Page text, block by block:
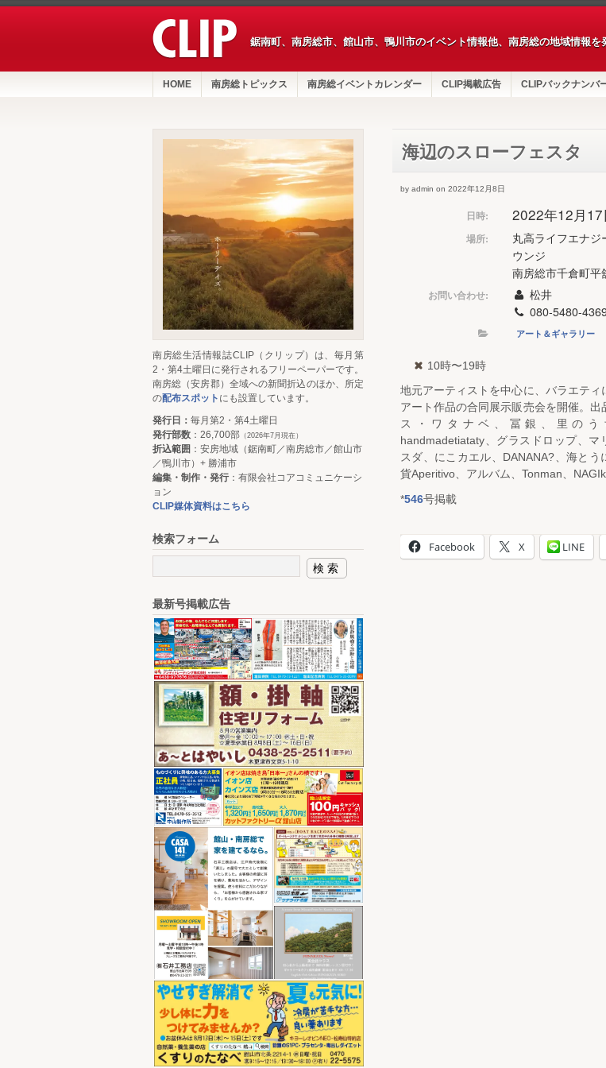
鋸南町、南房総市、館山市、鴨川市のイベント情報他、南房総の地域情報を
HOME 南房総トピックス 南房総イベントカレンダー CLIP掲載広告 CLIPバックナンバ
海辺のスローフェスタ
by admin on 2022年12月8日
日時: 2022年12月
場所:
丸高ライフエナ
ウンジ
南房総市千倉町平
お問い合わせ:
松井
080-5480-
アート＆ギャラリー
10時〜19時
地元アーティストを中心に、バラエティ
アート作品の合同展示販売会を開催。出
ス・ワタナベ、冨銀、里のう
handmadetiataty、グラスドロップ、マ
スダ、にこカエル、DANANA?、海とう
貨Aperitivo、アルバム、Tonman、
*546号掲載
Facebook X LINE
南房総生活情報誌CLIP（クリップ）は、毎月第
2・第4土曜日に発行されるフリーペーパーです。
南房総（安房郡）全域への新聞折込のほか、所定
の配布スポット にも設置しています。
発行日： 毎月第2・第4土曜日
発行部数 ：26,700部 （2026年7月現在）
折込範囲 ：安房地域（鋸南町／南房総市／館山市
／鴨川市）+ 勝浦市
編集・制作・発行：有限会社コアコミュニケーシ
ョン
CLIP媒体資料はこちら
検索フォーム
最新号掲載広告